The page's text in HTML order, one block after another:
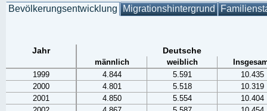
Bevölkerungsentwicklung Migrationshintergrund
Jahr Deutsche
männlich weiblich
1999
4.844 5.591
10.435
2000
4.801 5.518
10.319
2001
4.850 5.554
10.404